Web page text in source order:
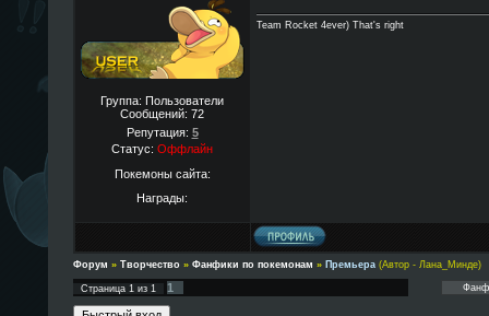
Группа: Пользователи
Сообщений: 72
Репутация: 5
Статус: Оффлайн
Покемоны сайта:
Награды:
Team Rocket 4ever) That's right
Форум » Творчество » Фанфики по покемонам » Премьера (Автор - Лана_Минде)
Страница 1из 1 1